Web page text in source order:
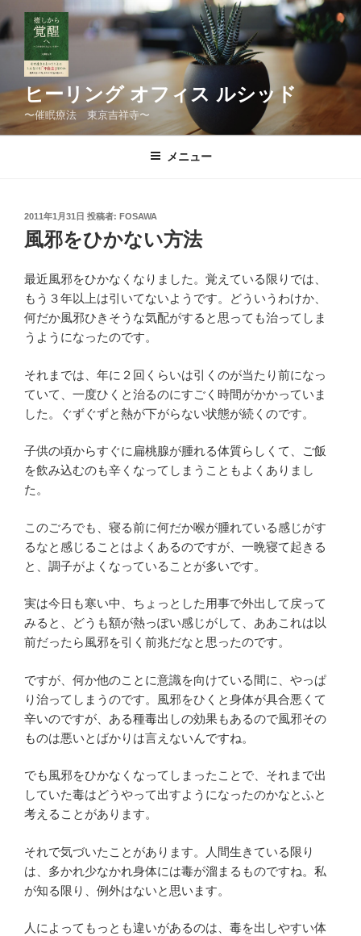
ン
テ
へ
ス
ヒーリング オフィス ルシッド
〜催眠療法 東京吉祥寺〜
メニュー
投
稿
日:
2011年1月31日 投稿者: FOSAWA
風邪をひかない方法
最近風邪をひかなくなりました。覚えている限りでは、
もう３年以上は引いてないようです。どういうわけか、
何だか風邪ひきそうな気配がすると思っても治ってしま
うようになったのです。
それまでは、年に２回くらいは引くのが当たり前になっ
ていて、一度ひくと治るのにすごく時間がかかっていま
した。ぐずぐずと熱が下がらない状態が続くのです。
子供の頃からすぐに扁桃腺が腫れる体質らしくて、ご飯
を飲み込むのも辛くなってしまうこともよくありまし
た。
このごろでも、寝る前に何だか喉が腫れている感じがす
るなと感じることはよくあるのですが、一晩寝て起きる
と、調子がよくなっていることが多いです。
実は今日も寒い中、ちょっとした用事で外出して戻って
みると、どうも額が熱っぽい感じがして、ああこれは以
前だったら風邪を引く前兆だなと思ったのです。
ですが、何か他のことに意識を向けている間に、やっぱ
り治ってしまうのです。風邪をひくと身体が具合悪くて
辛いのですが、ある種毒出しの効果もあるので風邪その
ものは悪いとばかりは言えないんですね。
でも風邪をひかなくなってしまったことで、それまで出
していた毒はどうやって出すようになったのかなとふと
考えることがあります。
それで気づいたことがあります。人間生きている限り
は、多かれ少なかれ身体には毒が溜まるものですね。私
が知る限り、例外はないと思います。
人によってもっとも違いがあるのは、毒を出しやすい体